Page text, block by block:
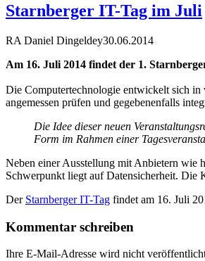
Starnberger IT-Tag im Juli
RA Daniel Dingeldey30.06.2014
Am 16. Juli 2014 findet der 1.
Die Computertechnologie entwickelt sich in
angemessen prüfen und gegebenenfalls
Die Idee dieser neuen
Form im Rahmen einer
Neben einer Ausstellung mit Anbietern wie
Schwerpunkt liegt auf Datensicherheit. Die
Der Starnberger IT-Tag findet am 16. Juli
Kommentar schreiben
Ihre E-Mail-Adresse wird nicht